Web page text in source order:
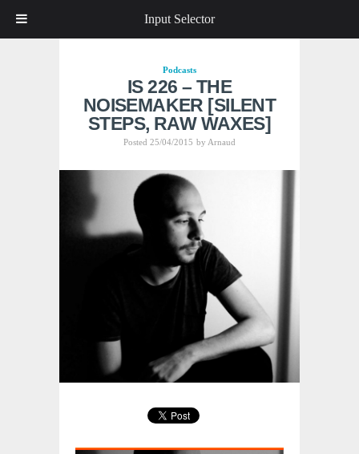
Podcasts
IS 226 – THE
NOISEMAKER [SILENT
STEPS, RAW WAXES]
Posted 25/04/2015 by Arnaud
Input Selector